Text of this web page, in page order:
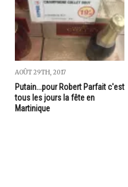
AOÛT 29TH, 2017
Putain...pour Robert Parfait c'est
tous les jours la fête en
Martinique